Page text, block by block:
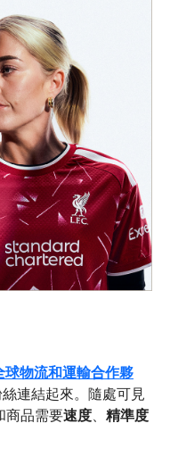
球物流和運輸合作夥
連結起來。隨處可見
商品需要速度、 精準度